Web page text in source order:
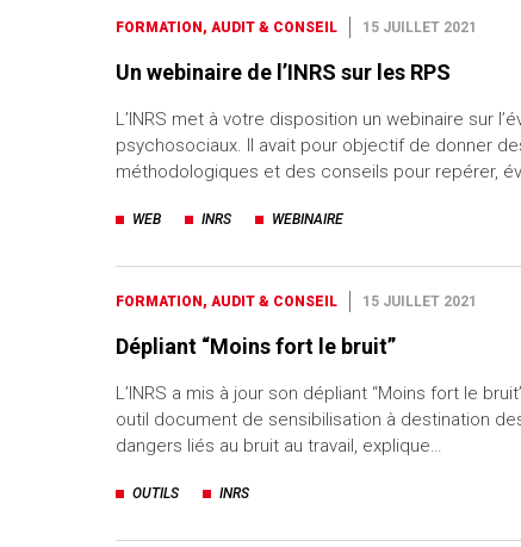
FORMATION, AUDIT & CONSEIL 15 JUILLET 2021
Un webinaire de l’INRS sur les RPS
L’INRS met à votre disposition un webinaire sur
psychosociaux. Il avait pour objectif de donner
méthodologiques et des conseils pour repérer,
WEB INRS WEBINAIRE
FORMATION, AUDIT & CONSEIL 15 JUILLET 2021
Dépliant “Moins fort le bruit”
L’INRS a mis à jour son dépliant “Moins fort le
outil document de sensibilisation à destination
dangers liés au bruit au travail, explique…
OUTILS INRS